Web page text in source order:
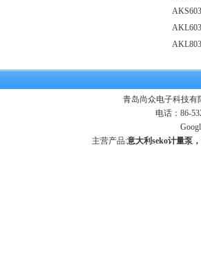
青岛尚众电子科技有
电话：86-
主营产品:意大利seko计量泵